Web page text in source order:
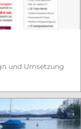
und Umsetzung